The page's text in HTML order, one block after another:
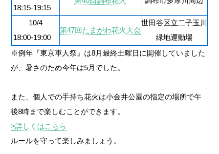
18:15-19:15
10/4
18:00-19:00
第47回たまがわ花火大会
世田谷区立二子玉川
緑地運動場
※例年『東京車人祭』は8月最終土曜日に開催していました
が、暑さのため今年は5月でした。
また、個人での手持ち花火は小金井公園の指定の場所で午
後8時まで楽しむことができます。
>詳しくはこちら
ルールを守って楽しみましょう。